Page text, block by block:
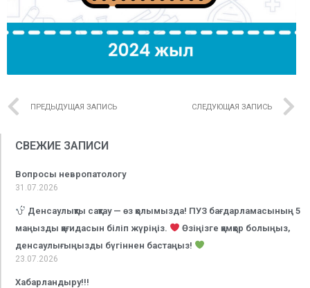
ПРЕДЫДУЩАЯ ЗАПИСЬ СЛЕДУЮЩАЯ ЗАПИСЬ
СВЕЖИЕ ЗАПИСИ
Вопросы невропатологу
31.07.2026
Денсаулықты сақтау — өз қолымызда! ПУЗ бағдарламасының 5
маңызды қағидасын біліп жүріңіз.
Өзіңізге қамқор болыңыз,
денсаулығыңызды бүгіннен бастаңыз!
23.07.2026
Хабарландыру!!!